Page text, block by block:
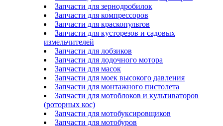
Запчасти для зернодробилок
Запчасти для компрессоров
Запчасти для краскопультов
Запчасти для кусторезов и садовых
измельчителей
Запчасти для лобзиков
Запчасти для лодочного мотора
Запчасти для масок
Запчасти для моек высокого давления
Запчасти для монтажного пистолета
Запчасти для мотоблоков и культиваторов
(роторных кос)
Запчасти для мотобуксировщиков
Запчасти для мотобуров